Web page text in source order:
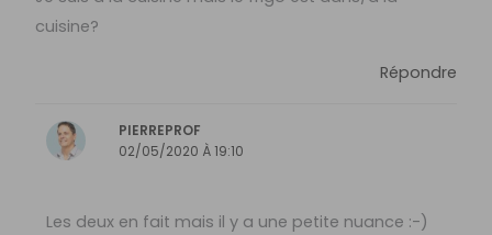
cuisine?
Répondre
PIERREPROF
02/05/2020 À 19:10
Les deux en fait mais il y a une petite nuance :-)